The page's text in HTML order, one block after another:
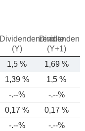
Dividendenrendite
(Y)
(Y+1)
1,5 % 1,69 %
1,39 % 1,5 %
-.--% -.--%
0,17 % 0,17 %
-.--% -.--%